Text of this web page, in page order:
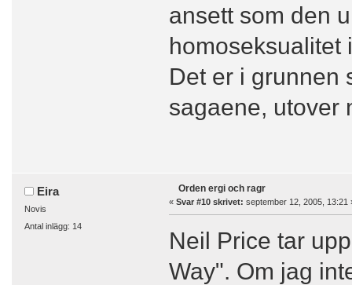
ansett som den
homoseksualitet
Det er i grunnen
sagaene, utover
Eira
Novis
Antal inlägg: 14
Orden ergi och ragr
« Svar #10 skrivet: september 12, 2005, 13:21
Neil Price tar
Way". Om jag